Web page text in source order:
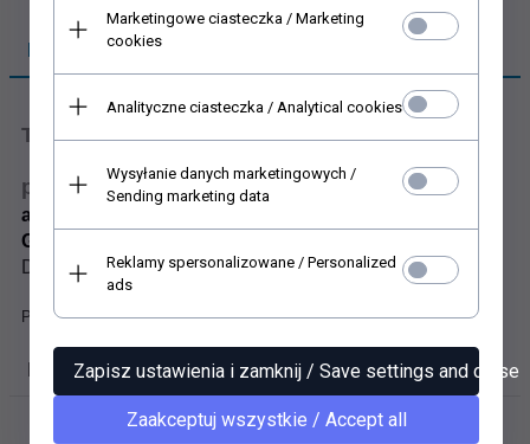
PRODUKTBESCHREIBUNG
Transparentpapier für Scrapbooking
papier für Scrapbooking P0085
alte Fotos, alte Bilder, Porträts, Vorfahren, Großvater,
Großmutter, retro
Durchscheinendes scrapbooking Papier, weiß, matt
Papier 112 g/m², Größe A4
PRODUKTBEWERTUNGEN VON UNSEREN KUNDEN
Marketingowe ciasteczka / Marketing
cookies
Analityczne ciasteczka / Analytical cookies
Wysyłanie danych marketingowych /
Sending marketing data
Reklamy spersonalizowane / Personalized
ads
Zapisz ustawienia i zamknij / Save settings and close
Zaakceptuj wszystkie / Accept all